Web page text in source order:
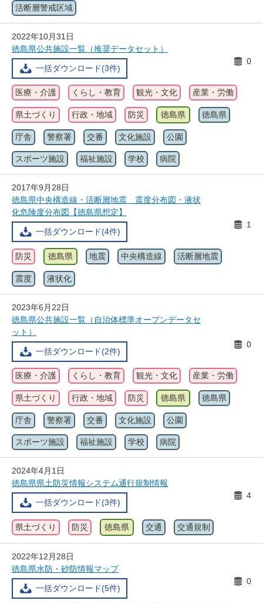
活断層警戒区域
2022年10月31日
徳島県公共施設一覧（推奨データセット）
一括ダウンロード(3件)
0
医療・介護 くらし・教育 観光・文化 産業・労働
県土づくり 行政・地域 防災 徳島県 徳島県
庁舎 警察署 交番 文化施設 公園
スポーツ施設 福祉施設 学校 病院
2017年9月28日
徳島県中央構造線・活断層地震 震度分布図・液状
化危険度分布図【徳島県想定】
一括ダウンロード(4件)
1
防災 徳島県 地震 中央構造線 活断層地震
震度 液状化
2023年6月22日
徳島県公共施設一覧（自治体標準オープンデータセ
ット）
一括ダウンロード(2件)
0
医療・介護 くらし・教育 観光・文化 産業・労働
県土づくり 行政・地域 防災 徳島県 徳島県
庁舎 警察署 交番 文化施設 公園
スポーツ施設 福祉施設 学校 病院
2024年4月1日
徳島県県土防災情報システム通行規制情報
一括ダウンロード(3件)
4
県土づくり 防災 徳島県 交通 交通規制
2022年12月28日
徳島県水防・砂防情報マップ
一括ダウンロード(5件)
0